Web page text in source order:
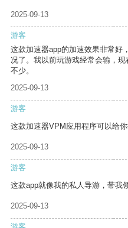
2025-09-13
游客
这款加速器app的加速效果非常好
况了。我以前玩游戏经常会输，
不少。
2025-09-13
游客
这款加速器VPM应用程序可以给
2025-09-13
游客
这款app就像我的私人导游，带我
2025-09-13